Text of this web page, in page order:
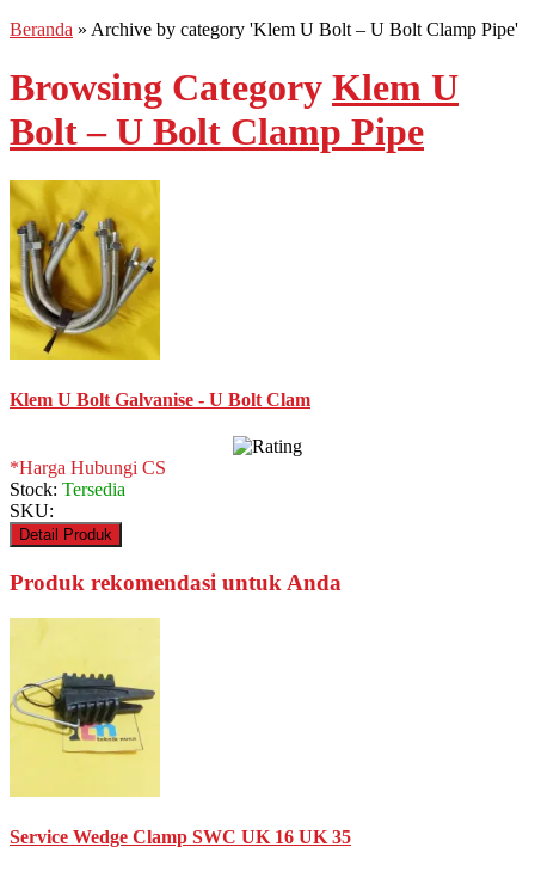
Beranda » Archive by category 'Klem U Bolt – U Bolt Clamp Pipe'
Browsing Category Klem U
Bolt – U Bolt Clamp Pipe
Klem U Bolt Galvanise - U Bolt Clam
*Harga Hubungi CS
Stock: Tersedia
SKU:
Detail Produk
Produk rekomendasi untuk Anda
Service Wedge Clamp SWC UK 16 UK 35